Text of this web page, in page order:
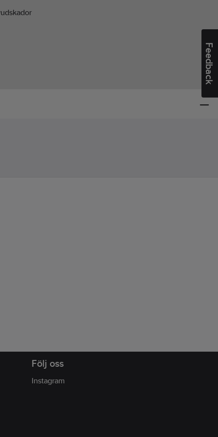
Feedback
Följ oss
Instagram